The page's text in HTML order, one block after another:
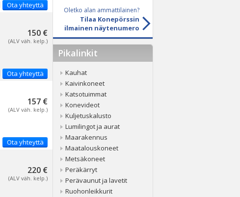
Ota yhteyttä
150 €
(ALV väh. kelp.)
Ota yhteyttä
157 €
(ALV väh. kelp.)
Ota yhteyttä
220 €
(ALV väh. kelp.)
Oy:lle lokakuussa
Oletko alan ammattilainen?
Tilaa Konepörssin
ilmainen näytenumero
Pikalinkit
Kauhat
Kaivinkoneet
Katsotuimmat
Konevideot
Kuljetuskalusto
Lumilingot ja aurat
Maarakennus
Maatalouskoneet
Metsäkoneet
Peräkärryt
Perävaunut ja lavetit
Ruohonleikkurit